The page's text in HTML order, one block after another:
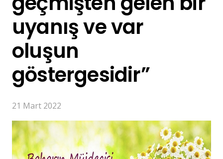
uyanış ve var
oluşun
göstergesidir”
21 Mart 2022